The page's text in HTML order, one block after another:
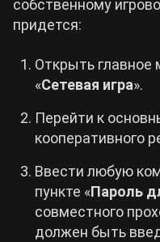
собственному
придется:
Открыть главное
«Сетевая игра».
Перейти к
кооперативного
Ввести любую
пункте «Пароль
совместного
должен быть